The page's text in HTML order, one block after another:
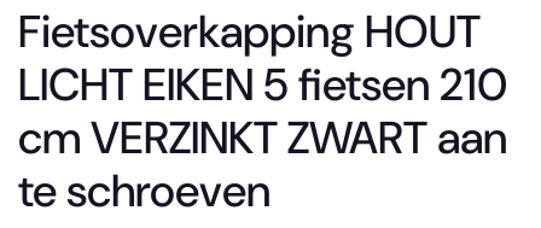
Fietsoverkapping HOUT
LICHT EIKEN 5 fietsen 210
cm VERZINKT ZWART aan
te schroeven